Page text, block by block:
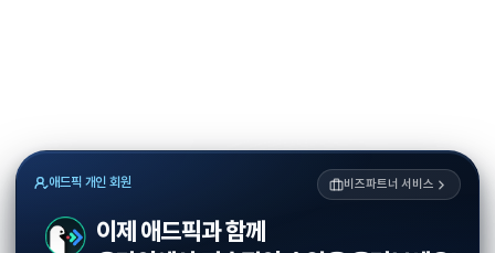
애드픽 개인 회원 비즈파트너 서비스
이제 애드픽과 함께